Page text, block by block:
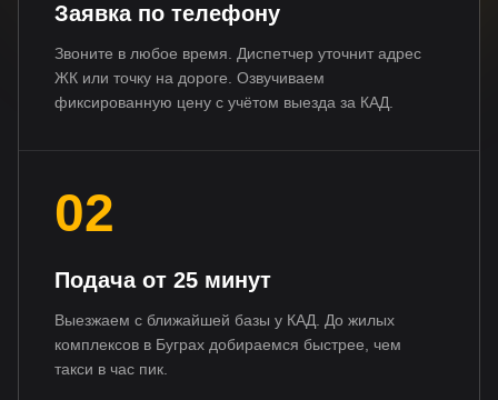
Заявка по телефону
Звоните в любое время. Диспетчер уточнит адрес
ЖК или точку на дороге. Озвучиваем
фиксированную цену с учётом выезда за КАД.
02
Подача от 25 минут
Выезжаем с ближайшей базы у КАД. До жилых
комплексов в Буграх добираемся быстрее, чем
такси в час пик.